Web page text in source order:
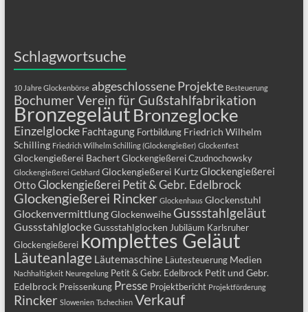
Schlagwortsuche
10 Jahre Glockenbörse abgeschlossene Projekte Besteuerung
Bochumer Verein für Gußstahlfabrikation
Bronzegeläut Bronzeglocke
Einzelglocke Fachtagung Fortbildung Friedrich Wilhelm
Schilling Friedrich Wilhelm Schilling (Glockengießer) Glockenfest
Glockengießerei Bachert Glockengießerei Czudnochowsky
Glockengießerei Gebhard Glockengießerei KurtzGlockengießerei
OttoGlockengießerei Petit & Gebr. Edelbrock
Glockengießerei Rincker Glockenhaus Glockenstuhl
GlockenvermittlungGlockenweihe Gussstahlgeläut
GussstahlglockeGussstahlglocken Jubiläum Karlsruher
Glockengießerei komplettes Geläut
Läuteanlage Läutemaschine Läutesteuerung Medien
Nachhaltigkeit Neuregelung Petit & Gebr. Edelbrock Petit und Gebr.
Edelbrock Preissenkung Presse Projektbericht Projektförderung
Rincker Slowenien Tschechien Verkauf